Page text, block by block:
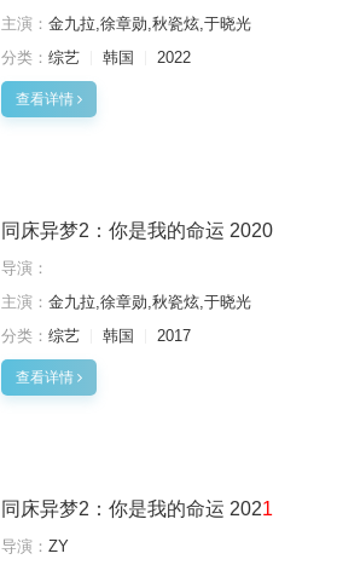
主演： 金九拉,徐章勋,秋瓷炫,于晓光
分类： 综艺 韩国 2022
查看详情
同床异梦2：你是我的命运 2020
导演：
主演： 金九拉,徐章勋,秋瓷炫,于晓光
分类： 综艺 韩国 2017
查看详情
同床异梦2：你是我的命运 2021
导演： ZY